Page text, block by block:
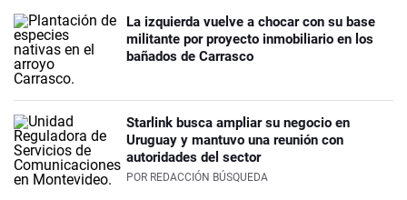
La izquierda vuelve a chocar con su base
militante por proyecto inmobiliario en los
bañados de Carrasco
Starlink busca ampliar su negocio en
Uruguay y mantuvo una reunión con
autoridades del sector
POR REDACCIÓN BÚSQUEDA